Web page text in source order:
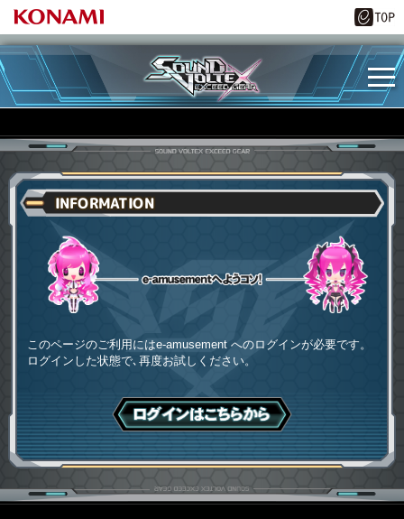
INFORMATION
このページのご利用にはe-amusement へのログインが必要です。
ログインした状態で､再度お試しください。
ログインはこちら